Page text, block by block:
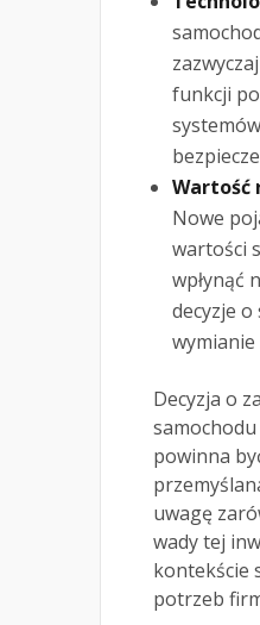
funkcji
Wartość
Nowe
wartości
wpłynąć
decyzje
wymianie
Decyzja o
powinna
uwagę
wady tej
kontekście
potrzeb